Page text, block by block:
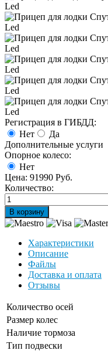
Регистрация в ГИБДД:
Нет
Да
Дополнительные услуги
Опорное колесо:
Нет
Цена: 91990 Руб.
Количество:
Характеристики
Описание
Файлы
Доставка и оплата
Отзывы
Количество осей
Размер колес
Наличие тормоза
Тип подвески